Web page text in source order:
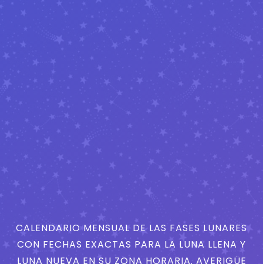
CALENDARIO MENSUAL DE LAS FASES LUNARES
CON FECHAS EXACTAS PARA LA LUNA LLENA Y
LUNA NUEVA EN SU ZONA HORARIA. AVERIGÜE